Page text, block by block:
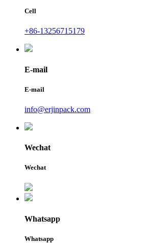
Cell
+86-13256715179
E-mail
E-mail
info@erjinpack.com
Wechat
Wechat
Whatsapp
Whatsapp